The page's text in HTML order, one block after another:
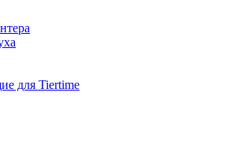
для Tiertime